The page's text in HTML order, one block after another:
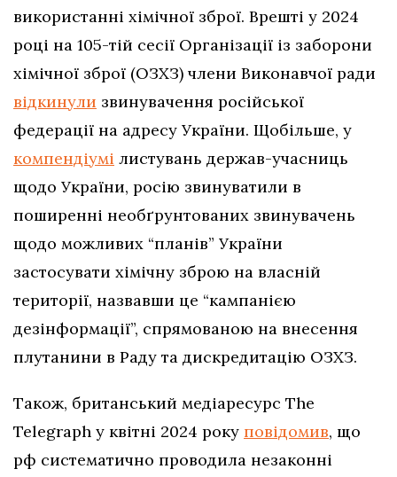
використанні хімічної зброї. Врешті у 2024
році на 105-тій сесії Організації із заборони
хімічної зброї (ОЗХЗ) члени Виконавчої ради
відкинули звинувачення російської
федерації на адресу України. Щобільше, у
компендіумі листувань держав-учасниць
щодо України, росію звинуватили в
поширенні необґрунтованих звинувачень
щодо можливих “планів” України
застосувати хімічну зброю на власній
території, назвавши це “кампанією
дезінформації”, спрямованою на внесення
плутанини в Раду та дискредитацію ОЗХЗ.
Також, британський медіаресурс The
Telegraph у квітні 2024 року повідомив, що
рф систематично проводила незаконні